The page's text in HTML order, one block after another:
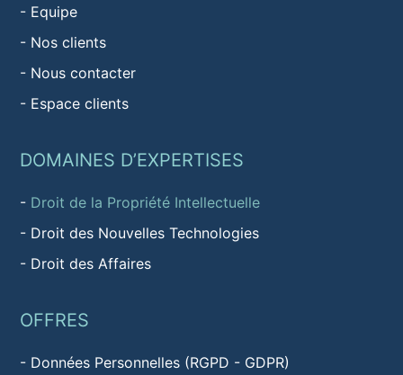
- Equipe
- Nos clients
- Nous contacter
- Espace clients
DOMAINES D’EXPERTISES
- Droit de la Propriété Intellectuelle
- Droit des Nouvelles Technologies
- Droit des Affaires
OFFRES
- Données Personnelles (RGPD - GDPR)